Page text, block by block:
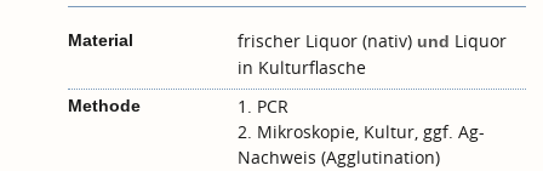
Material frischer Liquor (nativ) und Liquor
in Kulturflasche
Methode
1. PCR
2. Mikroskopie, Kultur, ggf. Ag-
Nachweis (Agglutination)